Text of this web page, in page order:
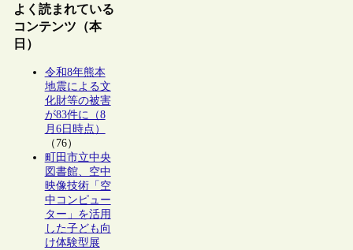
よく読まれている
コンテンツ（本
日）
令和8年熊本
地震による文
化財等の被害
が83件に（8
月6日時点）
（76）
町田市立中央
図書館、空中
映像技術「空
中コンピュー
ター」を活用
した子ども向
け体験型展